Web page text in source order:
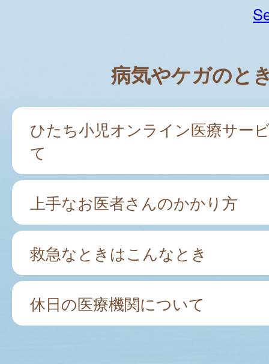
病気やケガのと
ひたち小児オンライン医療サー
て
上手なお医者さんのかかり方
救急なときはこんなとき
休日の医療機関について